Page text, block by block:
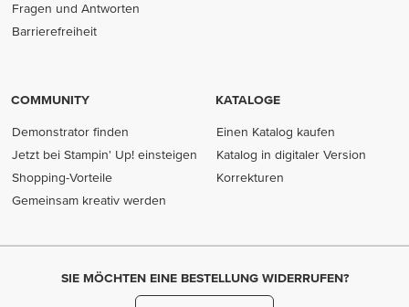
Fragen und Antworten
Barrierefreiheit
COMMUNITY
Demonstrator finden
Jetzt bei Stampin' Up! einsteigen
Shopping-Vorteile
Gemeinsam kreativ werden
KATALOGE
Einen Katalog kaufen
Katalog in digitaler Version
Korrekturen
SIE MÖCHTEN EINE BESTELLUNG WIDERRUFEN?